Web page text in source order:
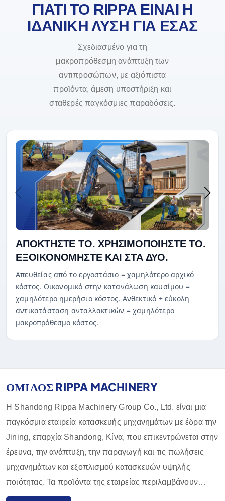
ΓΙΑΤΙ ΤΟ RIPPA ΕΙΝΑΙ Η
ΙΔΑΝΙΚΗ ΛΥΣΗ ΓΙΑ ΕΣΑΣ
Σχεδιασμένο για τη
μακροπρόθεσμη ανάπτυξη των
αντιπροσώπων, με αξιόπιστα
προϊόντα, άμεση υποστήριξη και
σταθερές παγκόσμιες παραδόσεις.
ΑΠΟΚΤΗΣΤΕ ΤΟ. ΧΡΗΣΙΜΟΠΟΙΗΣΤΕ ΤΟ.
ΕΞΟΙΚΟΝΟΜΗΣΤΕ ΚΑΙ ΣΤΑ ΔΥΟ.
Απευθείας από το εργοστάσιο = χαμηλότερο αρχικό
κόστος. Οικονομικό στην κατανάλωση καυσίμου =
χαμηλότερο ημερήσιο κόστος. Ανθεκτικό + εύκολη
αντικατάσταση ανταλλακτικών = χαμηλότερο
μακροπρόθεσμο κόστος.
ΟΜΙΛΟΣ RIPPA MACHINERY
Η Shandong Rippa Machinery Group Co., Ltd. είναι μια
παγκόσμια εταιρεία κατασκευής μηχανημάτων με έδρα την
Jining, επαρχία Shandong, Κίνα, που επικεντρώνεται στην
έρευνα, την ανάπτυξη, την παραγωγή και τις πωλήσεις
μηχανημάτων και εξοπλισμού κατασκευών υψηλής
ποιότητας. Τα προϊόντα της εταιρείας περιλαμβάνουν
εκσκαφείς, φορτωτές, περονοφόρα ανυψωτικά